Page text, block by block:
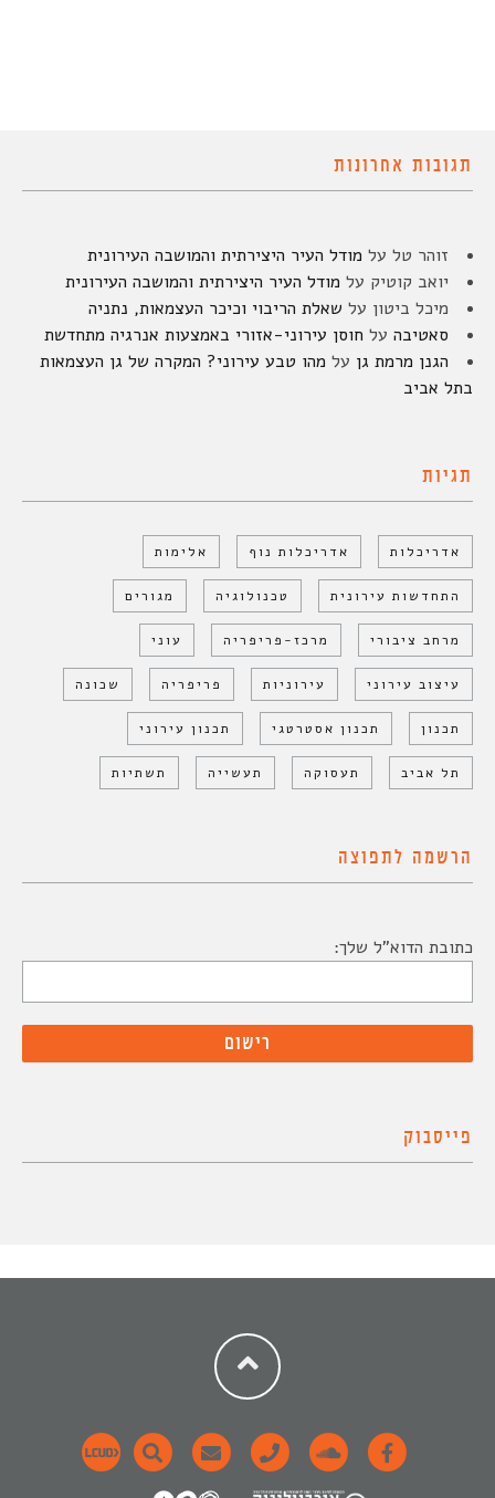
תגובות אחרונות
זוהר טל על מודל העיר היצירתית והמושבה העירונית
יואב קוטיק על מודל העיר היצירתית והמושבה העירונית
מיכל ביטון על שאלת הריבוי וכיכר העצמאות, נתניה
סאטיבה על חוסן עירוני-אזורי באמצעות אנרגיה מתחדשת
הגנן מרמת גן על מהו טבע עירוני? המקרה של גן העצמאות
בתל אביב
תגיות
אדריכלות אדריכלות נוף אלימות
התחדשות עירונית טכנולוגיה מגורים
מרחב ציבורי מרכז-פריפריה עוני
עיצוב עירוני עירוניות פריפריה שכונה
תכנון תכנון אסטרטגי תכנון עירוני
תל אביב תעסוקה תעשייה תשתיות
הרשמה לתפוצה
כתובת הדוא"ל שלך:
פייסבוק